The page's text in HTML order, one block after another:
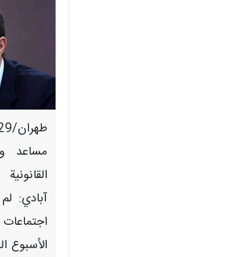
مساعد
آبادي:
الأسبوع